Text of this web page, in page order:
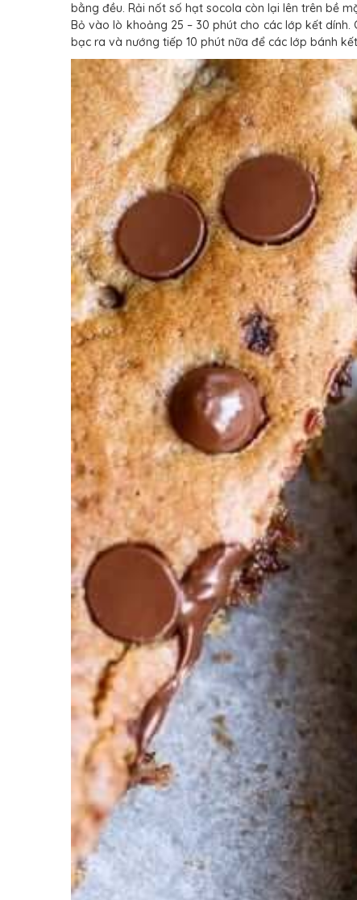
bằng đều. Rải nốt số hạt socola còn lại lên trên bề
Bỏ vào lò khoảng 25 – 30 phút cho các lớp kết
bạc ra và nướng tiếp 10 phút nữa để các lớp bánh